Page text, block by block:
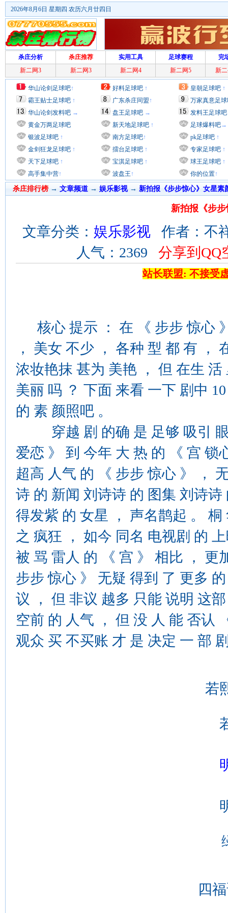
2026年8月6日 星期四 农历六月廿四日
杀庄分析 杀庄推荐 实用工具 足球赛程
完
新二网3
新二网3 新二网4 新二网5 新
华山论剑足球吧↑
霸王贴士足球吧 ↑
华山论剑发料吧 →
黄金万两足球吧
银波足球吧 ↑
金剑狂龙足球吧 ↑
天下足球吧 ↑
高手集中营↑
好料足球吧 ↑
广东杀庄同盟↑
盘王足球吧 →
新天地足球吧 ↑
南方足球吧↑
擂台足球吧 ↑
宝淇足球吧 ↑
波盘王↑
皇朝足球吧 ↑
万家真意足
发料王足球吧
足球爆料吧→
pk足球吧 ↑
专家足球吧 ↑
球王足球吧 ↑
你的位置↑
杀庄排行榜 → 文章频道→ 娱乐影视→ 新拍报《步步惊心》女星素
新拍报《步
文章分类： 娱乐影视 作者：不
人气：2369 分享到QQ
站长联盟: 不接受
核心 提示 ： 在 《 步步 惊心
， 美女 不少 ， 各种 型 都 有 ，
浓妆艳抹 甚为 美艳 ， 但 在生 活
美丽 吗 ？ 下面 来看 一下 剧中
的 素 颜照吧 。
穿越 剧 的确 是 足够 吸引 眼
爱恋 》 到 今年 大 热 的 《 宫 锁
超高 人气 的 《 步步 惊心 》 ，
诗 的 新闻 刘诗诗 的 图集 刘诗
得发紫 的 女星 ， 声名鹊起 。
之 疯狂 ， 如今 同名 电视剧 的
被 骂 雷人 的 《 宫 》 相比 ， 更
步步 惊心 》 无疑 得到 了 更多
议 ， 但 非议 越多 只能 说明 这
空前 的 人气 ， 但 没 人 能 否认
观众 买 不买账 才 是 决定 一 部
若
若
明
绿
四